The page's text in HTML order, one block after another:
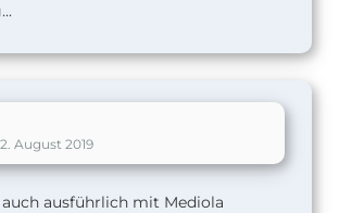
August 2019
ausführlich mit Mediola